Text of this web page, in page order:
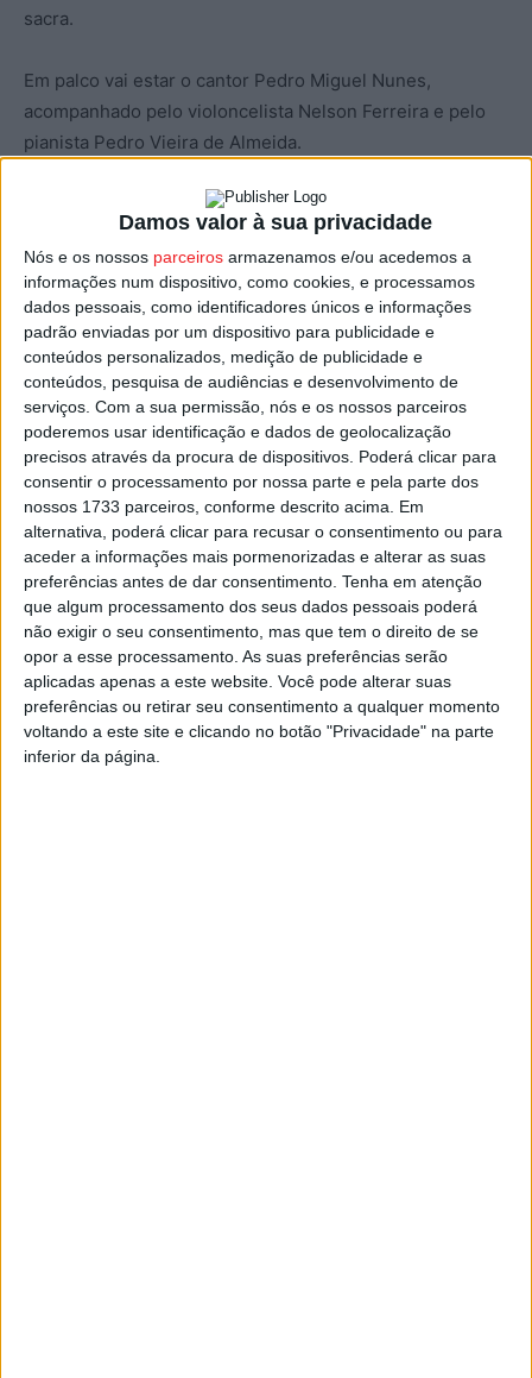
Damos valor à sua privacidade
Nós e os nossos parceiros armazenamos e/ou acedemos a
informações num dispositivo, como cookies, e processamos
dados pessoais, como identificadores únicos e informações
padrão enviadas por um dispositivo para publicidade e
conteúdos personalizados, medição de publicidade e
conteúdos, pesquisa de audiências e desenvolvimento de
serviços. Com a sua permissão, nós e os nossos parceiros
poderemos usar identificação e dados de geolocalização
precisos através da procura de dispositivos. Poderá clicar para
consentir o processamento por nossa parte e pela parte dos
nossos 1733 parceiros, conforme descrito acima. Em
alternativa, poderá clicar para recusar o consentimento ou para
aceder a informações mais pormenorizadas e alterar as suas
preferências antes de dar consentimento. Tenha em atenção
que algum processamento dos seus dados pessoais poderá
não exigir o seu consentimento, mas que tem o direito de se
opor a esse processamento. As suas preferências serão
aplicadas apenas a este website. Você pode alterar suas
preferências ou retirar seu consentimento a qualquer momento
voltando a este site e clicando no botão "Privacidade" na parte
inferior da página.
sacra.
Em palco vai estar o cantor Pedro Miguel Nunes,
acompanhado pelo violoncelista Nelson Ferreira e pelo
pianista Pedro Vieira de Almeida.
Esta e outras notícias para ouvir na Estação Diária – 96.8
www.968.fm.
Pub
TAGS Música Sacra Penedono
Artigo anterior
Sernancelhe: No fim-de-
semana há ‘Momentos com
Vinho’ no Exposalão
Próximo artigo
Tondela: Artesanato
tradicional de Nandufe para
ver no Terras de Besteiros